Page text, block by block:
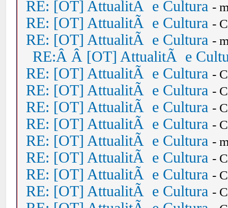
RE: [OT] AttualitÃ e Cultura -
RE: [OT] AttualitÃ e Cultura -
RE: [OT] AttualitÃ e Cultura -
RE:Â Â [OT] AttualitÃ e
RE: [OT] AttualitÃ e Cultura -
RE: [OT] AttualitÃ e Cultura -
RE: [OT] AttualitÃ e Cultura -
RE: [OT] AttualitÃ e Cultura -
RE: [OT] AttualitÃ e Cultura -
RE: [OT] AttualitÃ e Cultura -
RE: [OT] AttualitÃ e Cultura -
RE: [OT] AttualitÃ e Cultura -